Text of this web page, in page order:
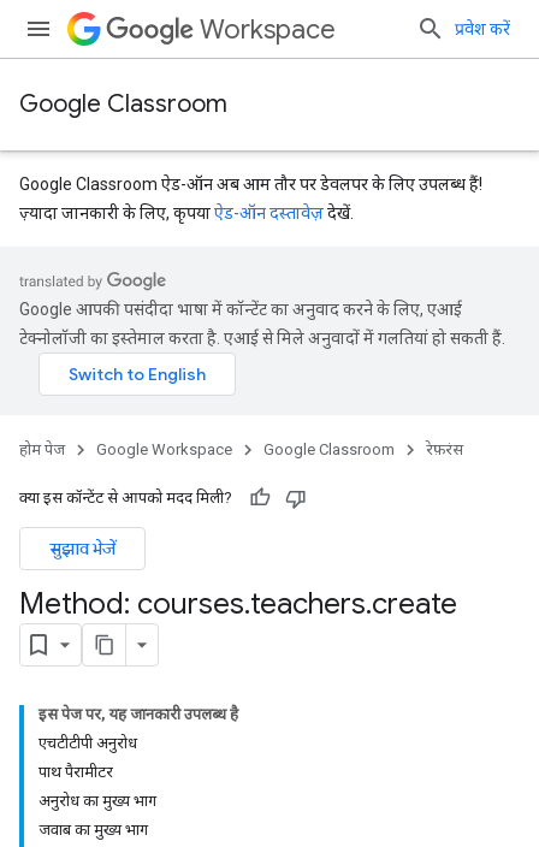
Workspace प्रवेश करें
Google Classroom
Google Classroom ऐड-ऑन अब आम तौर पर डेवलपर के लिए उपलब्ध हैं!
ज़्यादा जानकारी के लिए, कृपयाऐड-ऑन दस्तावेज़देखें.
Google आपकी पसंदीदा भाषा में कॉन्टेंट का अनुवाद करने के लिए, एआई
टेक्नोलॉजी का इस्तेमाल करता है. एआई से मिले अनुवादों में गलतियां हो सकती हैं.
होम पेज Google Workspace Google Classroom रेफ़रंस
क्या इस कॉन्टेंट से आपको मदद मिली?
सुझाव भेजें
Method: courses.teachers.create
इस पेज पर, यह जानकारी उपलब्ध है
एचटीटीपी अनुरोध
पाथ पैरामीटर
अनुरोध का मुख्य भाग
जवाब का मुख्य भाग